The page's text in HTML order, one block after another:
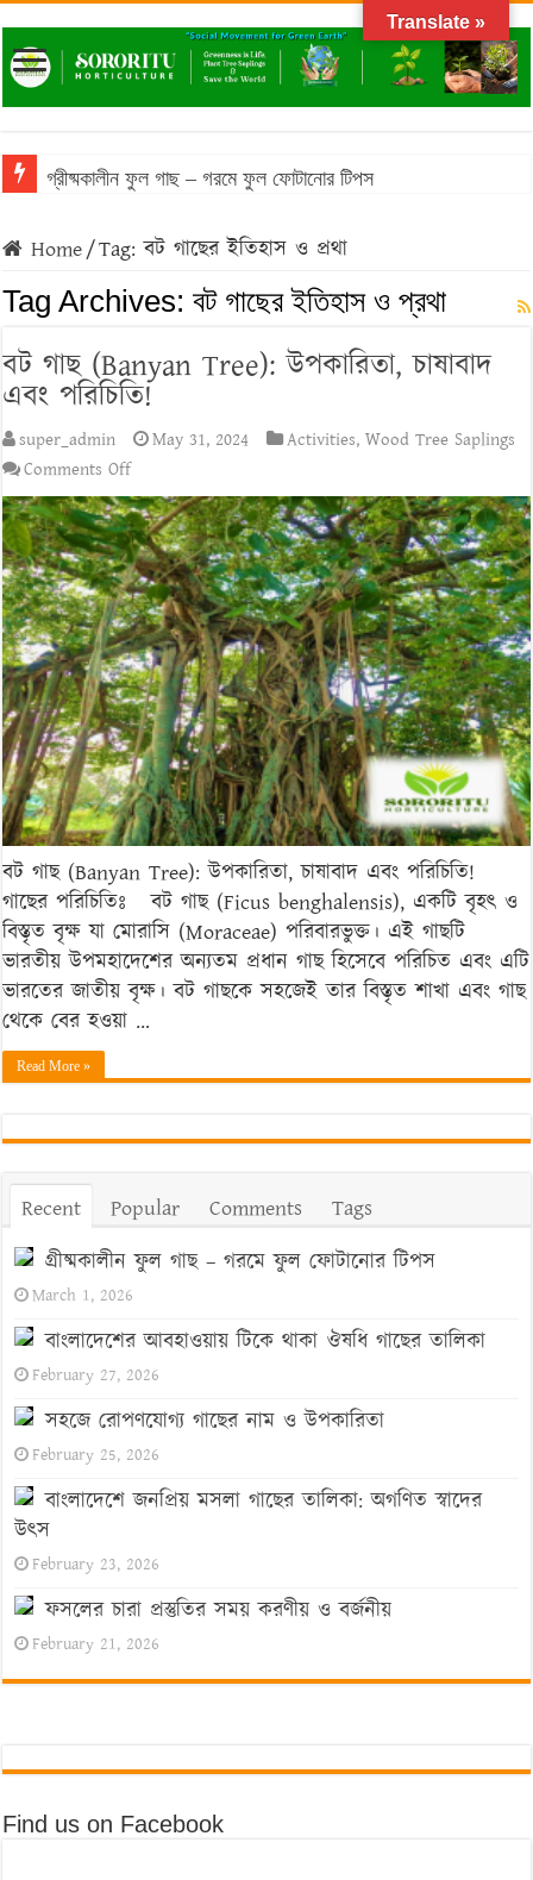
গ্রীষ্মকালীন ফুল গাছ – গরমে ফুল ফোটানোর টিপস
Home/Tag:বট গাছের ইতিহাস ও প্রথা
Tag Archives:বট গাছের ইতিহাস ও প্রথা
বট গাছ (Banyan Tree): উপকারিতা, চাষাবাদ
এবং পরিচিতি!
super_admin May 31, 2024 Activities,Wood Tree Saplings
Comments Offon
বট
গাছ
(Banyan
Tree):
উপকারিতা,
চাষাবাদ
এবং
পরিচিতি!
বট গাছ (Banyan Tree): উপকারিতা, চাষাবাদ এবং পরিচিতি!
গাছের পরিচিতিঃ বট গাছ (Ficus benghalensis), একটি বৃহৎ ও
বিস্তৃত বৃক্ষ যা মোরাসি (Moraceae) পরিবারভুক্ত। এই গাছটি
ভারতীয় উপমহাদেশের অন্যতম প্রধান গাছ হিসেবে পরিচিত এবং এটি
ভারতের জাতীয় বৃক্ষ। বট গাছকে সহজেই তার বিস্তৃত শাখা এবং গাছ
থেকে বের হওয়া …
Read More »
Recent Popular Comments
Tags
গ্রীষ্মকালীন ফুল গাছ – গরমে ফুল ফোটানোর টিপস
March 1, 2026
বাংলাদেশের আবহাওয়ায় টিকে থাকা ঔষধি গাছের তালিকা
February 27, 2026
সহজে রোপণযোগ্য গাছের নাম ও উপকারিতা
February 25, 2026
বাংলাদেশে জনপ্রিয় মসলা গাছের তালিকা: অগণিত স্বাদের
উৎস
February 23, 2026
ফসলের চারা প্রস্তুতির সময় করণীয় ও বর্জনীয়
February 21, 2026
Find us on Facebook
Translate »